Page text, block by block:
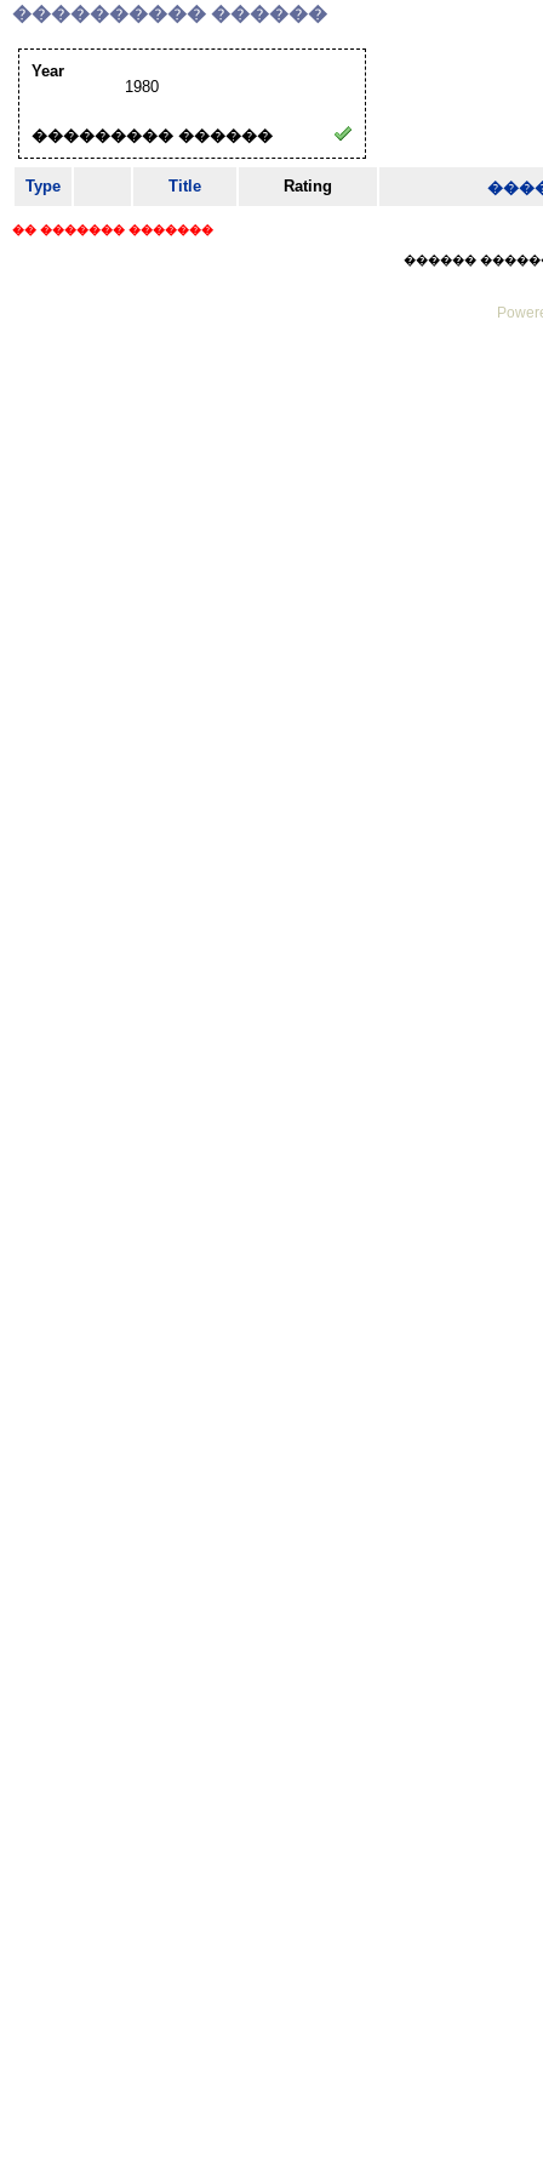
���������� ������
Year
1980
��������� ������
Type Title Rating
�� ������� �������
������ ������